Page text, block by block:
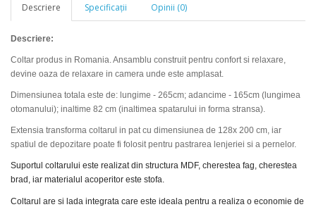
Descriere Specificaţii Opinii (0)
Descriere:
Coltar produs in Romania. Ansamblu construit pentru confort si relaxare,
devine oaza de relaxare in camera unde este amplasat.
Dimensiunea totala este de: lungime - 265cm; adancime - 165cm (lungimea
otomanului); inaltime 82 cm (inaltimea spatarului in forma stransa).
Extensia transforma coltarul in pat cu dimensiunea de 128x 200 cm, iar
spatiul de depozitare poate fi folosit pentru pastrarea lenjeriei si a pernelor.
Suportul coltarului este realizat din structura MDF, cherestea fag, cherestea
brad, iar materialul acoperitor este stofa.
Coltarul are si lada integrata care este ideala pentru a realiza o economie de